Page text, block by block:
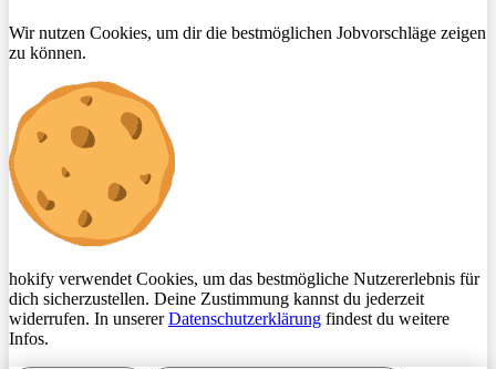
Wir nutzen Cookies, um dir die bestmöglichen Jobvorschläge zeigen
zu können.
hokify verwendet Cookies, um das bestmögliche Nutzererlebnis für
dich sicherzustellen. Deine Zustimmung kannst du jederzeit
widerrufen. In unsererDatenschutzerklärung findest du weitere
Infos.